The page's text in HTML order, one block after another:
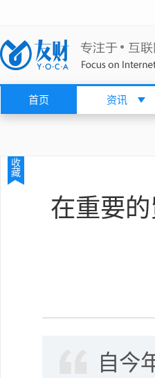
首页 资讯
收
藏
在重要
自今